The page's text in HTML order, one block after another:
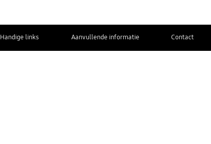
Handige links Aanvullende informatie Contact